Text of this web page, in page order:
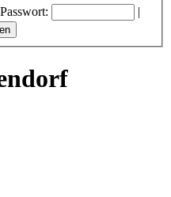
Passwort:
|